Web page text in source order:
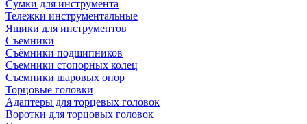
Сумки для инструмента
Тележки инструментальные
Ящики для инструментов
Съемники
Съёмники подшипников
Съемники стопорных колец
Съемники шаровых опор
Торцовые головки
Адаптеры для торцевых головок
Воротки для торцовых головок